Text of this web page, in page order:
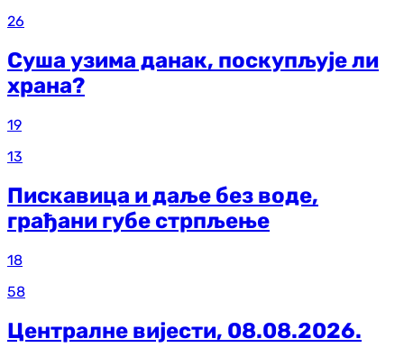
26
Суша узима данак, поскупљује ли
храна?
19
13
Пискавица и даље без воде,
грађани губе стрпљење
18
58
Централне вијести, 08.08.2026.